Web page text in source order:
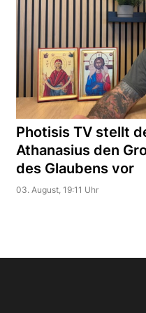
Photisis TV stellt
Athanasius den
des Glaubens vor
03. August, 19:11 Uhr